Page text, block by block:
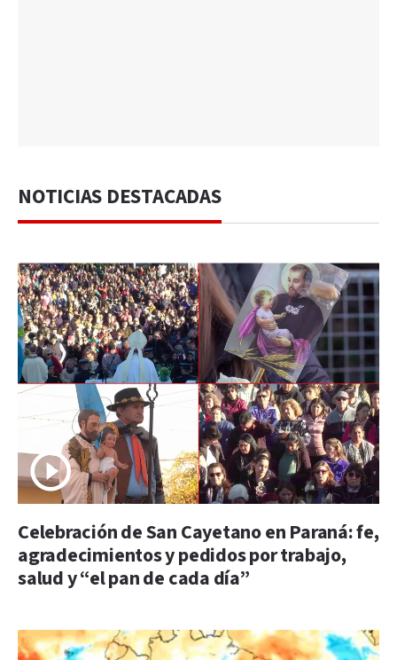
NOTICIAS DESTACADAS
Celebración de San Cayetano en Paraná: fe,
agradecimientos y pedidos por trabajo,
salud y “el pan de cada día”